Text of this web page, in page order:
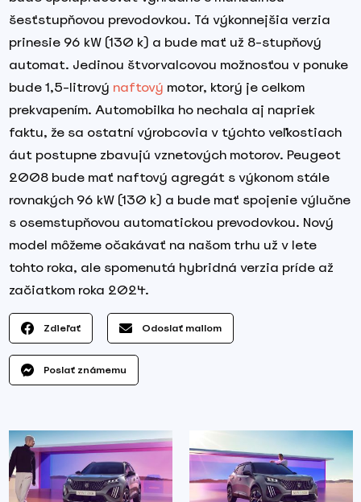
šesťstupňovou prevodovkou. Tá výkonnejšia verzia
prinesie 96 kW (130 k) a bude mať už 8-stupňový
automat. Jedinou štvorvalcovou možnosťou v ponuke
bude 1,5-litrový naftový motor, ktorý je celkom
prekvapením. Automobilka ho nechala aj napriek
faktu, že sa ostatní výrobcovia v týchto veľkostiach
áut postupne zbavujú vznetových motorov. Peugeot
2008 bude mať naftový agregát s výkonom stále
rovnakých 96 kW (130 k) a bude mať spojenie výlučne
s osemstupňovou automatickou prevodovkou. Nový
model môžeme očakávať na našom trhu už v lete
tohto roka, ale spomenutá hybridná verzia príde až
začiatkom roka 2024.
Zdieľať Odoslať mailom
Poslať známemu